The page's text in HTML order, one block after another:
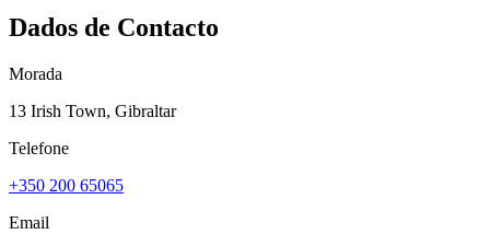
Dados de Contacto
Morada
13 Irish Town, Gibraltar
Telefone
+350 200 65065
Email